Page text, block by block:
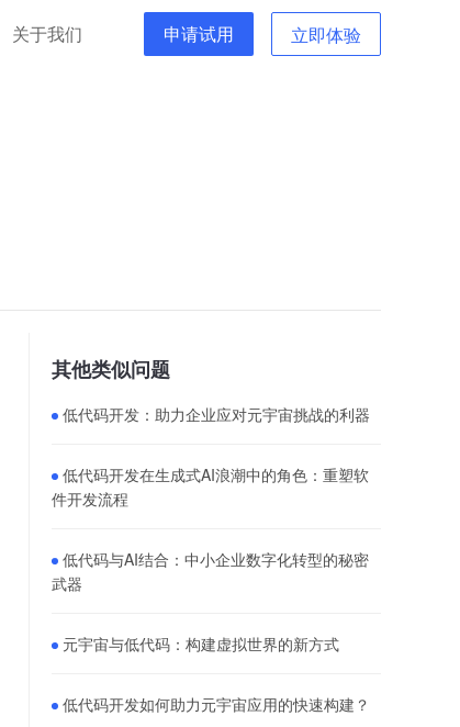
关于我们 申请试用 立即体验
其他类似问题
低代码开发：助力企业应对元宇宙挑战的利器
低代码开发在生成式AI浪潮中的角色：重塑软
件开发流程
低代码与AI结合：中小企业数字化转型的秘密
武器
元宇宙与低代码：构建虚拟世界的新方式
低代码开发如何助力元宇宙应用的快速构建？